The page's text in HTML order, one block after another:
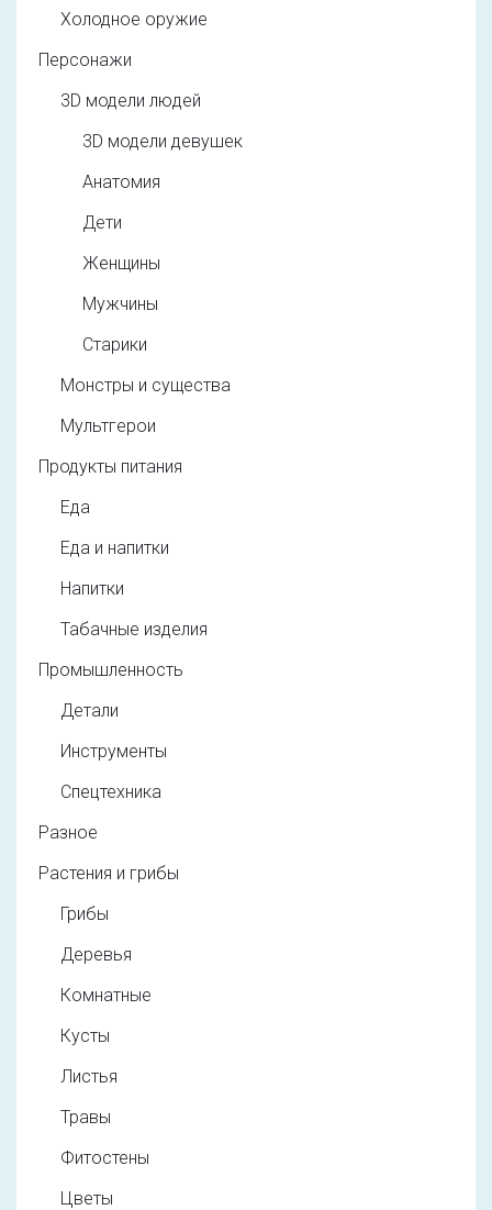
Холодное оружие
Персонажи
3D модели людей
3D модели девушек
Анатомия
Дети
Женщины
Мужчины
Старики
Монстры и существа
Мультгерои
Продукты питания
Еда
Еда и напитки
Напитки
Табачные изделия
Промышленность
Детали
Инструменты
Спецтехника
Разное
Растения и грибы
Грибы
Деревья
Комнатные
Кусты
Листья
Травы
Фитостены
Цветы